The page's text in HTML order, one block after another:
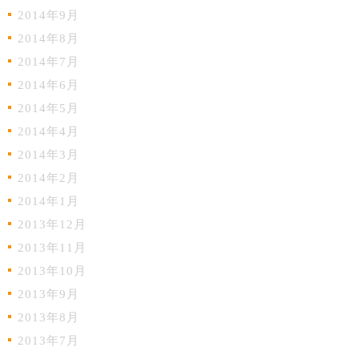
2014年9月
2014年8月
2014年7月
2014年6月
2014年5月
2014年4月
2014年3月
2014年2月
2014年1月
2013年12月
2013年11月
2013年10月
2013年9月
2013年8月
2013年7月